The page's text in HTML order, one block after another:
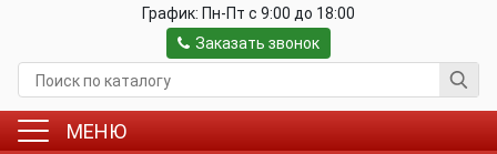
График: Пн-Пт c 9:00 до 18:00
Заказать звонок
МЕНЮ